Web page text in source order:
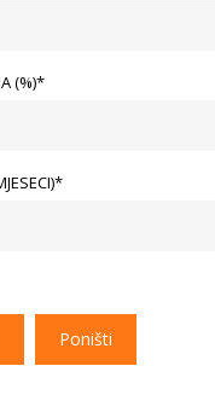
(%)*
Poništi